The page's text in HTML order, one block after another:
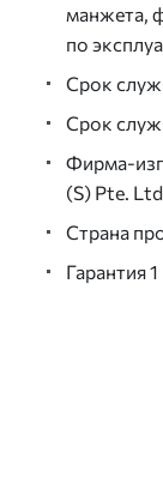
манжета,
по
Срок
Срок
Фирма-
(S) Pte.
Страна
Гарантия 1